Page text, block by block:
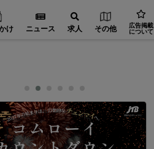
け ニュース 求人 その他
広告掲載
について